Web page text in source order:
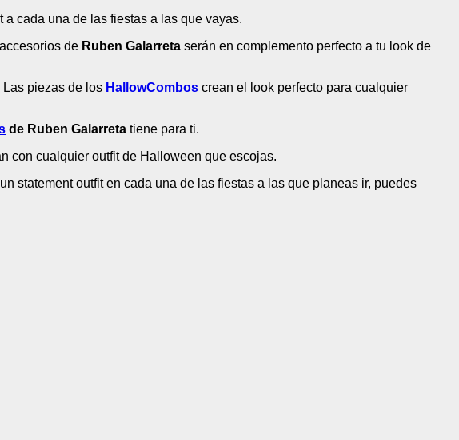
cada una de las fiestas a las que vayas.
de Ruben Galarreta serán en complemento perfecto a tu look de
piezas de los HallowCombos crean el look perfecto para cualquier
de Ruben Galarreta tiene para ti.
con cualquier outfit de Halloween que escojas.
statement outfit en cada una de las fiestas a las que planeas ir, puedes